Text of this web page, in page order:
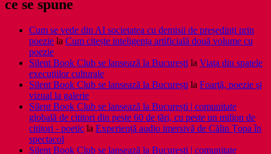
ce se spune
Cum se vede din AI societatea cu demisii de președinți prin
poezie la Cum citește inteligența artificială două volume cu
poezie
Silent Book Club se lansează la București la Viaţa din spatele
execuţiilor culturale
Silent Book Club se lansează la București la Foarţă, poezie şi
vizual la galerie
Silent Book Club se lansează la București | comunitate
globală de cititori din peste 60 de țări, cu peste un milion de
cititori - poetic la Experiență audio imersivă de Călin Țopa în
spectacol
Silent Book Club se lansează la București | comunitate